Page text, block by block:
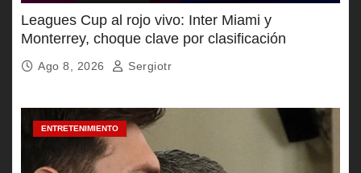
Leagues Cup al rojo vivo: Inter Miami y
Monterrey, choque clave por clasificación
Ago 8, 2026 Sergiotr
ENTRETENIMIENTO